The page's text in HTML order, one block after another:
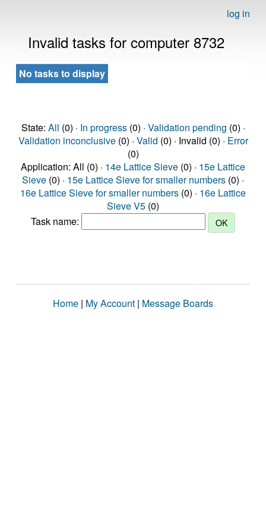
log in
Invalid tasks for computer 8732
No tasks to display
State: All (0) · In progress(0) · Validation pending (0) ·
Validation inconclusive(0) · Valid (0) · Invalid (0) · Error
(0)
Application: All (0) · 14e Lattice Sieve (0) · 15e Lattice
Sieve (0) · 15e Lattice Sieve for smaller numbers (0) ·
16e Lattice Sieve for smaller numbers (0) · 16e Lattice
Sieve V5 (0)
Task name:
Home | My Account | Message Boards